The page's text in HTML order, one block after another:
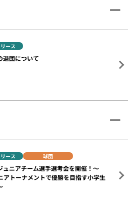
ース
退団について
ース 球団
ュニアチーム選手選考会を開催！～
アトーナメントで優勝を目指す小学生